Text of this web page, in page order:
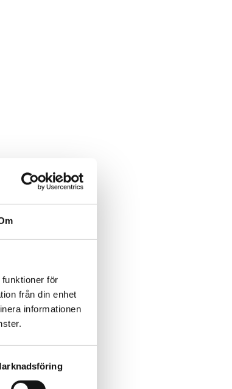
för
från din enhet
informationen